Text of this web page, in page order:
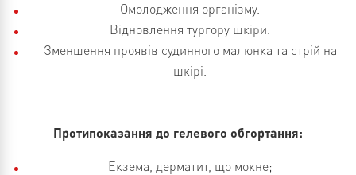
Омолодження організму.
Відновлення тургору шкіри.
Зменшення проявів судинного малюнка та стрій на
шкірі.
Протипоказання до гелевого обгортання:
Екзема, дерматит, що мокне;